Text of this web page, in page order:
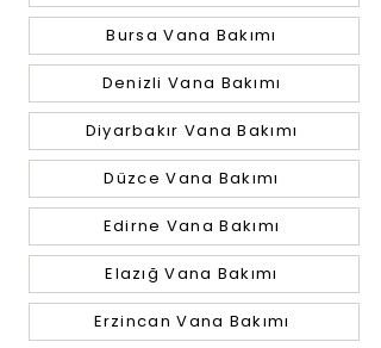
Bursa Vana Bakımı
Denizli Vana Bakımı
Diyarbakır Vana Bakımı
Düzce Vana Bakımı
Edirne Vana Bakımı
Elazığ Vana Bakımı
Erzincan Vana Bakımı